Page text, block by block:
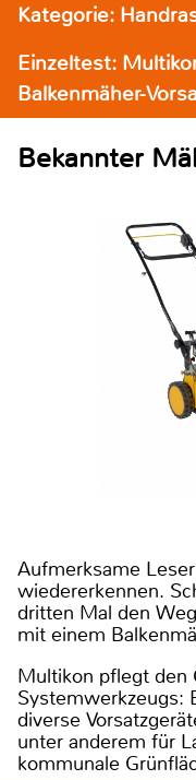
Kategorie:
Einzeltest:
Balkenmäher-
Bekannter
Aufmerksame
wiedererkennen.
dritten Mal den
mit einem
Multikon pflegt den
Systemwerkzeugs:
diverse
unter anderem für
kommunale